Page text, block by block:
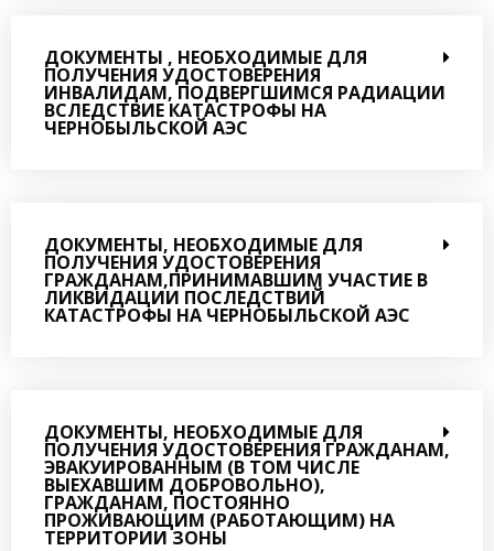
ДОКУМЕНТЫ , НЕОБХОДИМЫЕ ДЛЯ
ПОЛУЧЕНИЯ УДОСТОВЕРЕНИЯ
ИНВАЛИДАМ, ПОДВЕРГШИМСЯ РАДИАЦИИ
ВСЛЕДСТВИЕ КАТАСТРОФЫ НА
ЧЕРНОБЫЛЬСКОЙ АЭС
ДОКУМЕНТЫ, НЕОБХОДИМЫЕ ДЛЯ
ПОЛУЧЕНИЯ УДОСТОВЕРЕНИЯ
ГРАЖДАНАМ,ПРИНИМАВШИМ УЧАСТИЕ В
ЛИКВИДАЦИИ ПОСЛЕДСТВИЙ
КАТАСТРОФЫ НА ЧЕРНОБЫЛЬСКОЙ АЭС
ДОКУМЕНТЫ, НЕОБХОДИМЫЕ ДЛЯ
ПОЛУЧЕНИЯ УДОСТОВЕРЕНИЯ ГРАЖДАНАМ,
ЭВАКУИРОВАННЫМ (В ТОМ ЧИСЛЕ
ВЫЕХАВШИМ ДОБРОВОЛЬНО),
ГРАЖДАНАМ, ПОСТОЯННО
ПРОЖИВАЮЩИМ (РАБОТАЮЩИМ) НА
ТЕРРИТОРИИ ЗОНЫ